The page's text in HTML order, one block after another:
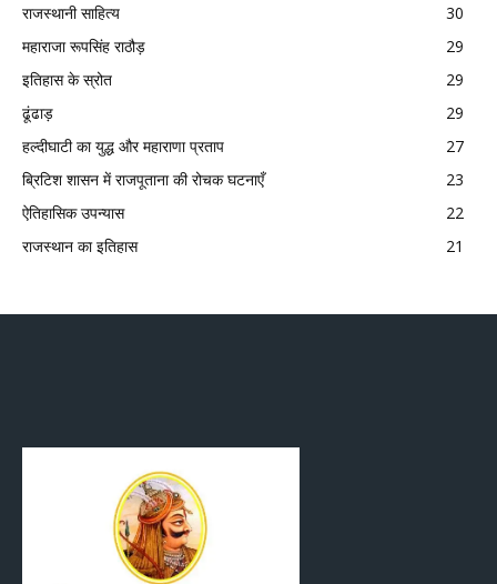
राजस्थानी साहित्य
30
महाराजा रूपसिंह राठौड़
29
इतिहास के स्रोत
29
ढूंढाड़
29
हल्दीघाटी का युद्ध और महाराणा प्रताप
27
ब्रिटिश शासन में राजपूताना की रोचक घटनाएँ
23
ऐतिहासिक उपन्यास
22
राजस्थान का इतिहास
21